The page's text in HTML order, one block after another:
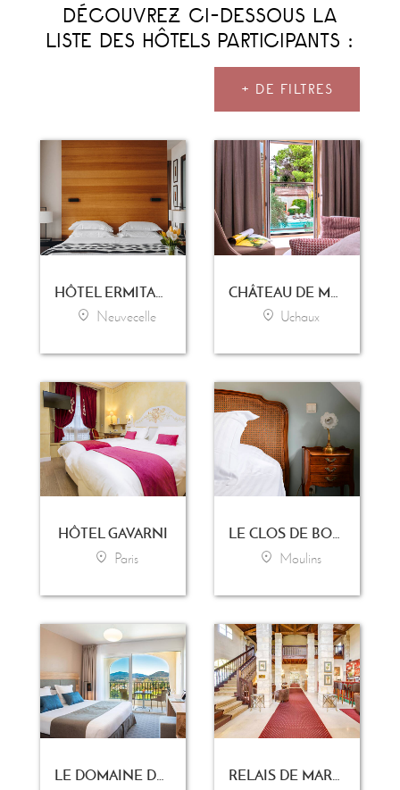
DÉCOUVREZ CI-DESSOUS LA
LISTE DES HÔTELS PARTICIPANTS :
+ DE FILTRES
HÔTEL ERMITAGE - EVIAN RESORT
Neuvecelle Uchaux
HÔTEL GAVARNI
Paris
LE CLOS DE BOURGOGNE
Moulins
LE DOMAINE DE SAINT-CLAIR RELAIS DE MARGAUX